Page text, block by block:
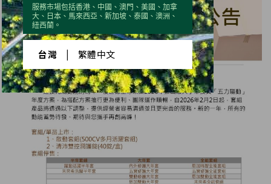
服務市場包括香港、中國、澳門、美國、加拿
大、日本、馬來西亞、新加坡、泰國、澳洲、
紐西蘭。
台灣 繁體中文